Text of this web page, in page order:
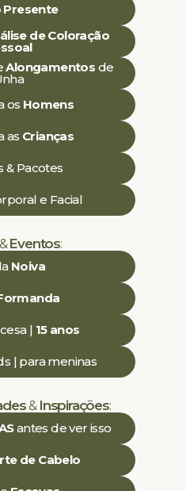
Presente
de Coloração
Alongamentos de
os Homens
as Crianças
& Pacotes
e Facial
Eventos:
Noiva
| 15 anos
| para meninas
& Inspirações:
antes de ver isso
de Cabelo